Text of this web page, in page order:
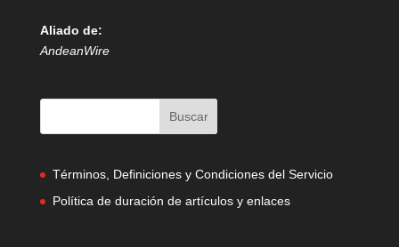
Aliado de:
AndeanWire
Términos, Definiciones y Condiciones del Servicio
Política de duración de artículos y enlaces